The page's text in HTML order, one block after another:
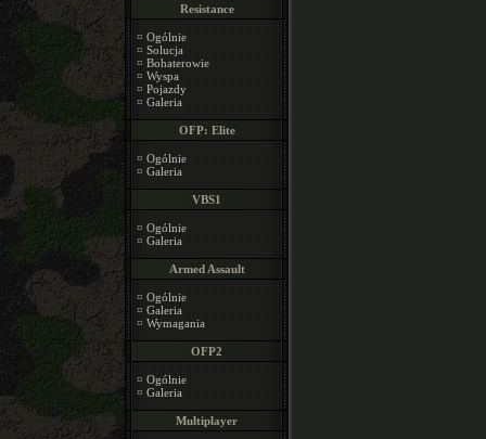
Resistance
¤ Ogólnie
¤ Solucja
¤ Bohaterowie
¤ Wyspa
¤ Pojazdy
¤ Galeria
OFP: Elite
¤ Ogólnie
¤ Galeria
VBS1
¤ Ogólnie
¤ Galeria
Armed Assault
¤ Ogólnie
¤ Galeria
¤ Wymagania
OFP2
¤ Ogólnie
¤ Galeria
Multiplayer